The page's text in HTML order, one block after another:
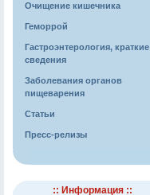
Очищение кишечника
Геморрой
Гастроэнтерология, краткие
сведения
Заболевания органов
пищеварения
Статьи
Пресс-релизы
:: Информация ::